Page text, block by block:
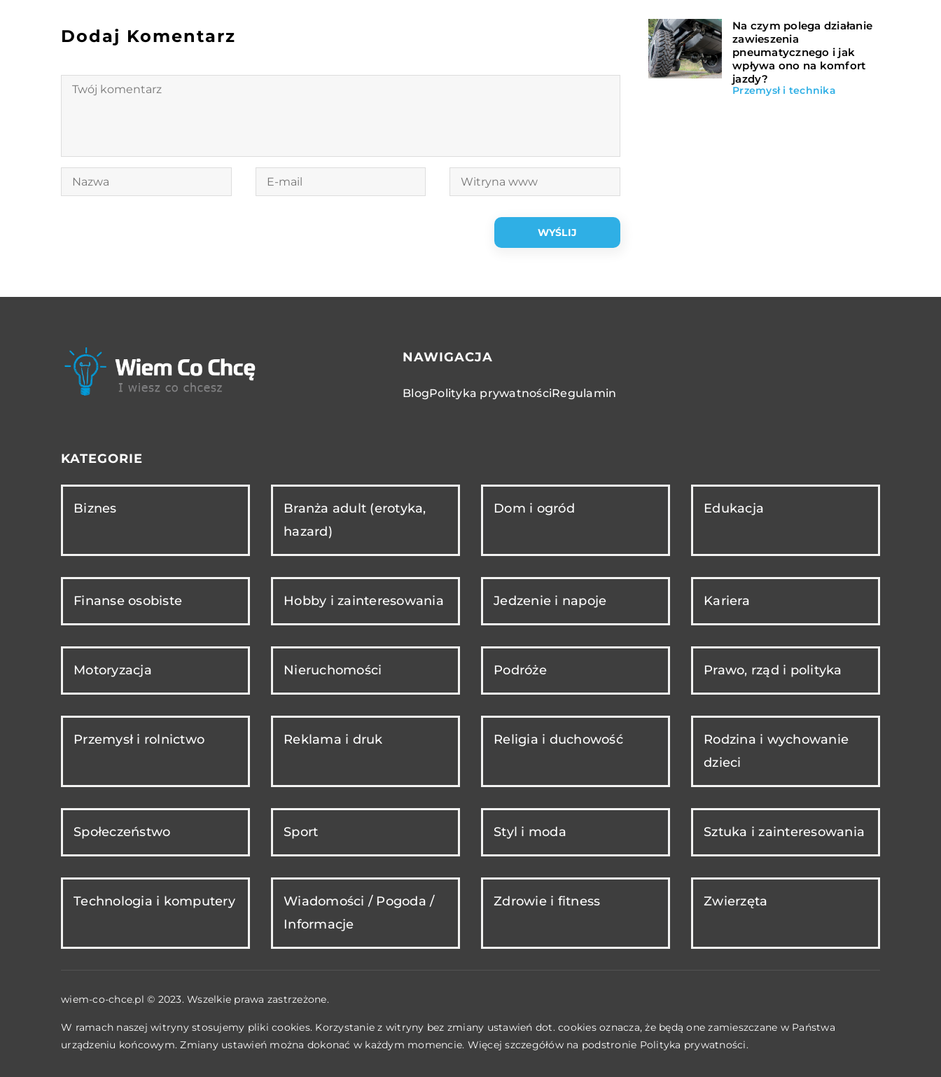
Dodaj Komentarz
Na czym polega działanie
zawieszenia
pneumatycznego i jak
wpływa ono na komfort
jazdy?
Przemysł i technika
NAWIGACJA
BlogPolityka prywatnościRegulamin
KATEGORIE
Biznes
Branża adult (erotyka,
hazard)
Dom i ogród Edukacja
Finanse osobiste Hobby i zainteresowania Jedzenie i napoje Kariera
Motoryzacja Nieruchomości Podróże Prawo, rząd i polityka
Przemysł i rolnictwo Reklama i druk Religia i duchowość
Rodzina i wychowanie
dzieci
Społeczeństwo Sport Styl i moda Sztuka i zainteresowania
Technologia i komputery
Wiadomości / Pogoda /
Informacje
Zdrowie i fitness Zwierzęta
wiem-co-chce.pl © 2023. Wszelkie prawa zastrzeżone.
W ramach naszej witryny stosujemy pliki cookies. Korzystanie z witryny bez zmiany ustawień dot. cookies oznacza, że będą one zamieszczane w Państwa
urządzeniu końcowym. Zmiany ustawień można dokonać w każdym momencie. Więcej szczegółów na podstronie Polityka prywatności.